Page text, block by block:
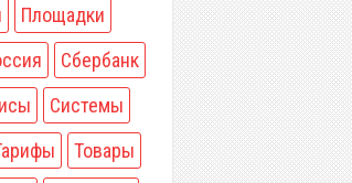
Площадки
Сбербанк
Системы
Товары